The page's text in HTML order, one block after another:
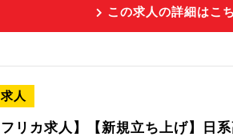
この求人の詳細はこ
人
フリカ求人】【新規立ち上げ】日